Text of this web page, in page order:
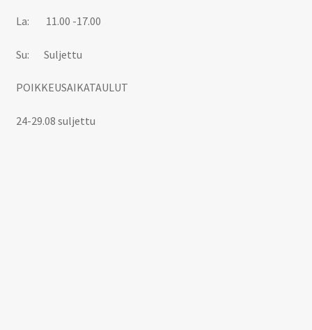
La: 11.00 -17.00
Su: Suljettu
POIKKEUSAIKATAULUT
24-29.08 suljettu